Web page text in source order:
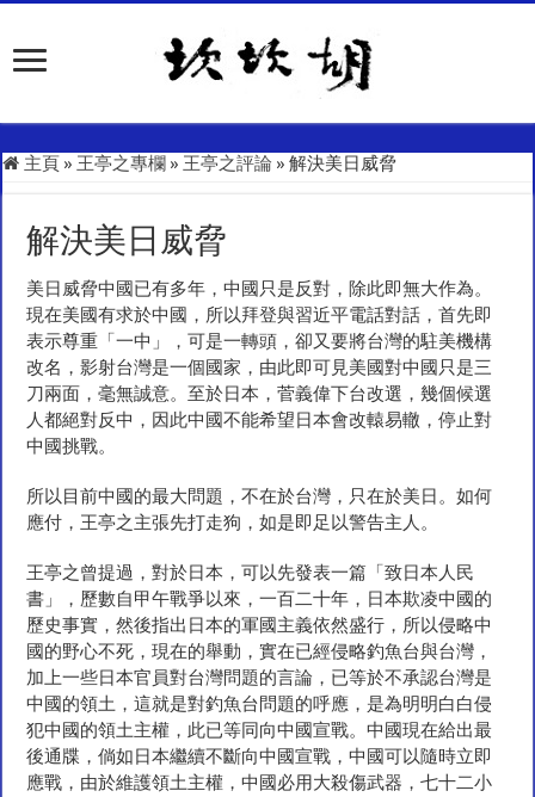
主頁 » 王亭之專欄 » 王亭之評論 » 解決美日威脅
解決美日威脅
美日威脅中國已有多年，中國只是反對，除此即無大作為。
現在美國有求於中國，所以拜登與習近平電話對話，首先即
表示尊重「一中」，可是一轉頭，卻又要將台灣的駐美機構
改名，影射台灣是一個國家，由此即可見美國對中國只是三
刀兩面，毫無誠意。至於日本，菅義偉下台改選，幾個候選
人都絕對反中，因此中國不能希望日本會改轅易轍，停止對
中國挑戰。
所以目前中國的最大問題，不在於台灣，只在於美日。如何
應付，王亭之主張先打走狗，如是即足以警告主人。
王亭之曾提過，對於日本，可以先發表一篇「致日本人民
書」，歷數自甲午戰爭以來，一百二十年，日本欺凌中國的
歷史事實，然後指出日本的軍國主義依然盛行，所以侵略中
國的野心不死，現在的舉動，實在已經侵略釣魚台與台灣，
加上一些日本官員對台灣問題的言論，已等於不承認台灣是
中國的領土，這就是對釣魚台問題的呼應，是為明明白白侵
犯中國的領土主權，此已等同向中國宣戰。中國現在給出最
後通牒，倘如日本繼續不斷向中國宣戰，中國可以隨時立即
應戰，由於維護領土主權，中國必用大殺傷武器，七十二小